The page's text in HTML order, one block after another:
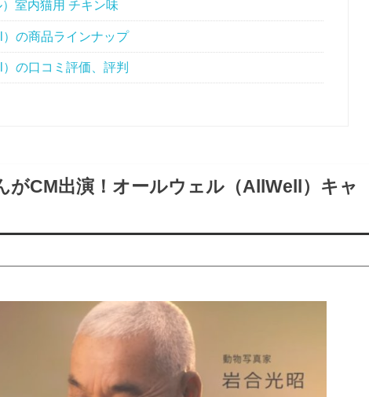
室内猫用 チキン味
の商品ラインナップ
の口コミ評価、評判
がCM出演！オールウェル（AllWell）キャ